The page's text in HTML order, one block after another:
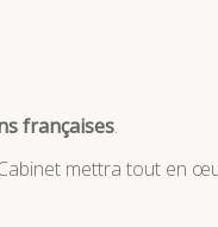
françaises.
mettra tout en